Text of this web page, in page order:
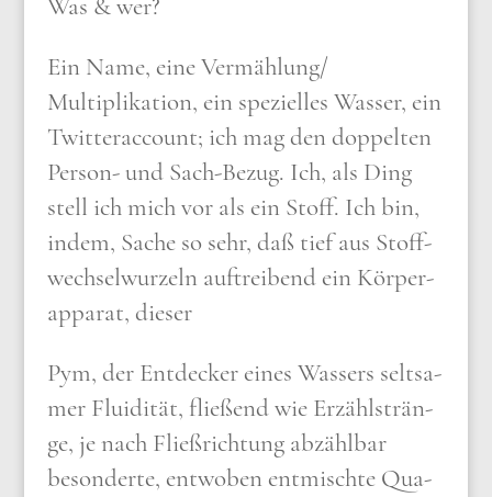
Was & wer?
Ein Name, eine Vermählung/​
Multiplikation, ein spe­zi­el­les Was­ser, ein
Twit­ter­ac­count; ich mag den dop­pel­ten
Per­son- und Sach-Bezug. Ich, als Ding
stell ich mich vor als ein Stoff. Ich bin,
indem, Sache so sehr, daß tief aus Stoff­
wech­sel­wur­zeln auf­trei­bend ein Kör­per­
ap­pa­rat, die­ser
Pym, der Ent­decker eines Was­sers selt­sa­
mer Flui­di­tät, flie­ßend wie Erzähl­strän­
ge, je nach Fließ­rich­tung abzähl­bar
beson­der­te, ent­wo­ben ent­misch­te Qua­